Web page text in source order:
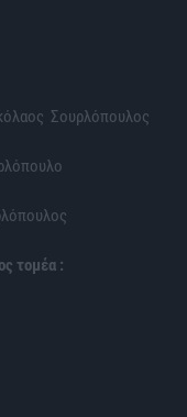
Σουρλόπουλος
τομέα :